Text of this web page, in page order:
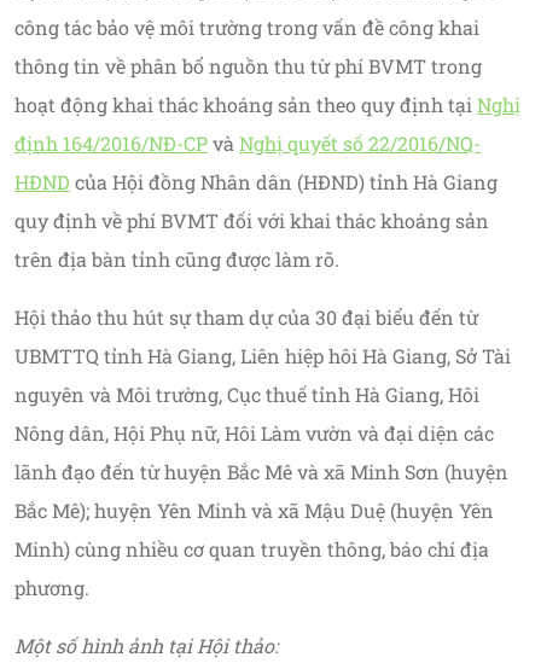
công tác bảo vệ môi trường trong vấn đề công khai
thông tin về phân bổ nguồn thu từ phí BVMT trong
hoạt động khai thác khoáng sản theo quy định tại Nghị
định 164/2016/NĐ-CPvà Nghị quyết số 22/2016/NQ-
HĐND của Hội đồng Nhân dân (HĐND) tỉnh Hà Giang
quy định về phí BVMT đối với khai thác khoáng sản
trên địa bàn tỉnh cũng được làm rõ.
Hội thảo thu hút sự tham dự của 30 đại biểu đến từ
UBMTTQ tỉnh Hà Giang, Liên hiệp hôi Hà Giang, Sở Tài
nguyên và Môi trường, Cục thuế tỉnh Hà Giang, Hôi
Nông dân, Hội Phụ nữ, Hôi Làm vườn và đại diện các
lãnh đạo đến từ huyện Bắc Mê và xã Minh Sơn (huyện
Bắc Mê); huyện Yên Minh và xã Mậu Duệ (huyện Yên
Minh) cùng nhiều cơ quan truyền thông, báo chí địa
phương.
Một số hình ảnh tại Hội thảo: